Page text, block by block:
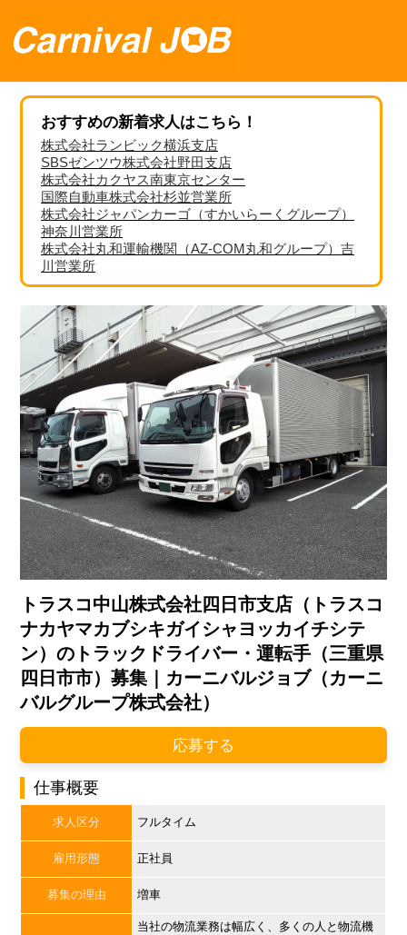
おすすめの新着求人はこちら！
株式会社ランビック横浜支店
SBSゼンツウ株式会社野田支店
株式会社カクヤス南東京センター
国際自動車株式会社杉並営業所
株式会社ジャパンカーゴ（すかいらーくグループ）
神奈川営業所
株式会社丸和運輸機関（AZ-COM丸和グループ）吉
川営業所
トラスコ中山株式会社四日市支店（トラスコ
ナカヤマカブシキガイシャヨッカイチシテ
ン）のトラックドライバー・運転手（三重県
四日市市）募集｜カーニバルジョブ（カーニ
バルグループ株式会社）
応募する
仕事概要
求人区分 フルタイム
雇用形態 正社員
募集の理由 増車
当社の物流業務は幅広く、多くの人と物流機